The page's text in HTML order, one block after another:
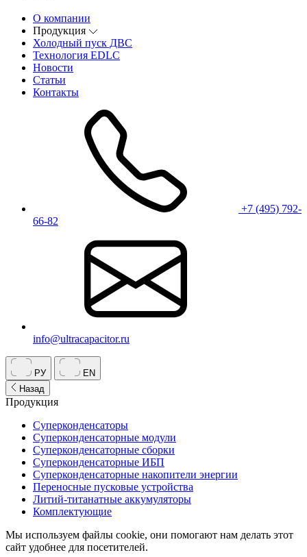
О компании
Продукция
Холодный пуск ДВС
Технология EDLC
Новости
Статьи
Контакты
+7 (495) 792-
66-82
info@ultracapacitor.ru
РУ
EN
Назад
Продукция
Суперконденсаторы
Суперконденсаторные модули
Суперконденсаторные сборки
Суперконденсаторные ИБП
Суперконденсаторные накопители энергии
Переносные пусковые устройства
Литий-титанатные аккумуляторы
Комплектующие
Мы используем файлы cookie, они помогают нам делать этот
сайт удобнее для посетителей.